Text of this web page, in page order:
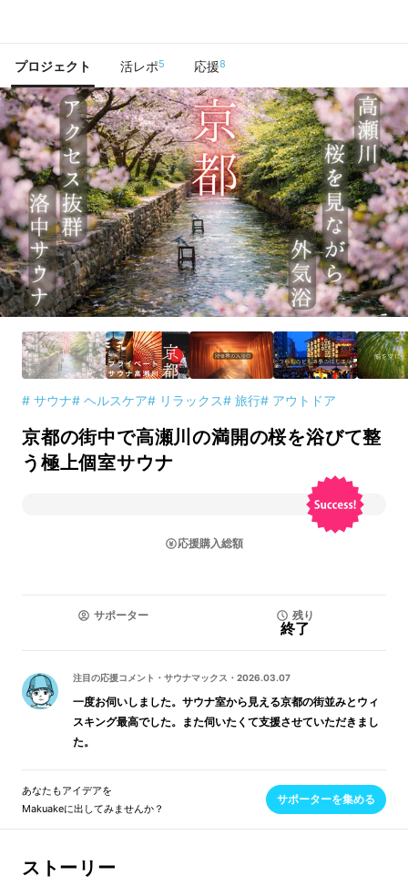
プロジェクト 活レポ5 応援8
# サウナ# ヘルスケア# リラックス# 旅行# アウトドア
京都の街中で高瀬川の満開の桜を浴びて整
う極上個室サウナ
応援購入総額
サポーター 残り
終了
注目の応援コメント ・ サウナマックス ・ 2026.03.07
一度お伺いしました。サウナ室から見える京都の街並みとウィ
スキング最高でした。また伺いたくて支援させていただきまし
た。
あなたもアイデアを
Makuakeに出してみませんか？
サポーターを集める
ストーリー